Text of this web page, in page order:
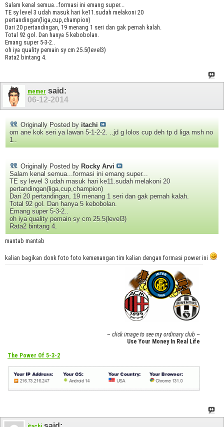
Salam kenal semua...formasi ini emang super...
TE sy level 3 udah masuk hari ke11.sudah melakoni 20
pertandingan(liga,cup,champion)
Dari 20 pertandingan, 19 menang 1 seri dan gak pernah kalah.
Total 92 gol. Dan hanya 5 kebobolan.
Emang super 5-3-2..
oh iya quality pemain sy cm 25.5(level3)
Rata2 bintang 4.
memer said:
06-12-2014
Originally Posted by itachi
om ane kok seri ya lawan 5-1-2-2. ..jd g lolos cup deh tp d liga msh no
1..
Originally Posted by Rocky Arvi
Salam kenal semua...formasi ini emang super...
TE sy level 3 udah masuk hari ke11.sudah melakoni 20
pertandingan(liga,cup,champion)
Dari 20 pertandingan, 19 menang 1 seri dan gak pernah kalah.
Total 92 gol. Dan hanya 5 kebobolan.
Emang super 5-3-2..
oh iya quality pemain sy cm 25.5(level3)
Rata2 bintang 4.
mantab mantab
kalian bagikan donk foto foto kemenangan tim kalian dengan formasi power ini
~ click image to see my ordinary club ~
Use Your Money In Real Life
The Power Of 5-3-2